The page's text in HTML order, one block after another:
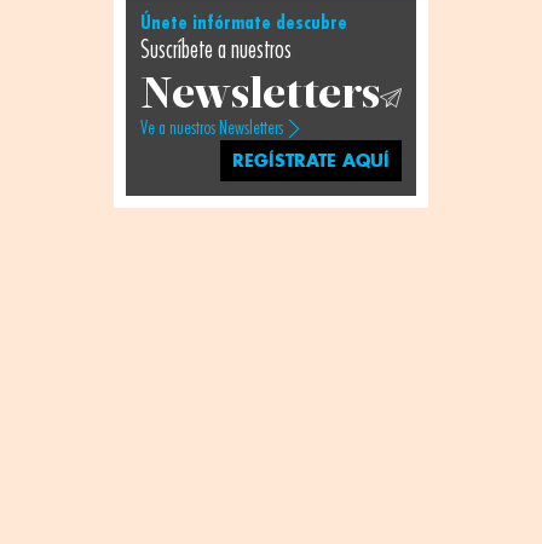
Únete infórmate descubre
Suscríbete a nuestros
Newsletters
Ve a nuestros Newsletters
REGÍSTRATE AQUÍ